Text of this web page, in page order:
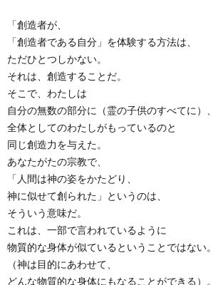
「創造者が、
「創造者である自分」を体験する方法は、
ただひとつしかない。
それは、創造することだ。
そこで、わたしは
自分の無数の部分に（霊の子供のすべてに）、
全体としてのわたしがもっているのと
同じ創造力を与えた。
あなたがたの宗教で、
「人間は神の姿をかたどり、
神に似せて創られた」というのは、
そういう意味だ。
これは、一部で言われているように
物質的な身体が似ているということではない。
（神は目的にあわせて、
どんな物質的な身体にもなることができる）。